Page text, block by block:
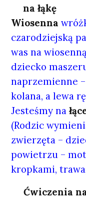
na łąkę
Wiosenna
czarodziejską
was na
dziecko
naprzemienne
kolana, a lewa
Jesteśmy na
(Rodzic
zwierzęta –
powietrzu –
kropkami,
Ćwiczenia